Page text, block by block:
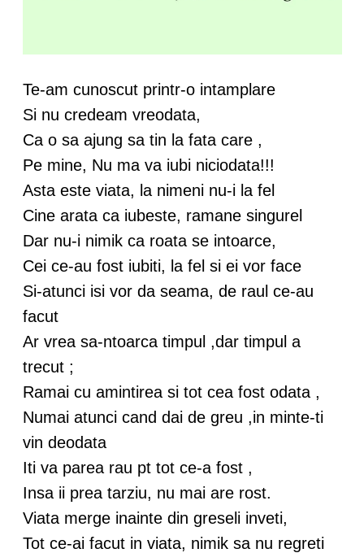
Te-am cunoscut printr-o intamplare
Si nu credeam vreodata,
Ca o sa ajung sa tin la fata care ,
Pe mine, Nu ma va iubi niciodata!!!
Asta este viata, la nimeni nu-i la fel
Cine arata ca iubeste, ramane singurel
Dar nu-i nimik ca roata se intoarce,
Cei ce-au fost iubiti, la fel si ei vor face
Si-atunci isi vor da seama, de raul ce-au
facut
Ar vrea sa-ntoarca timpul ,dar timpul a
trecut ;
Ramai cu amintirea si tot cea fost odata ,
Numai atunci cand dai de greu ,in minte-ti
vin deodata
Iti va parea rau pt tot ce-a fost ,
Insa ii prea tarziu, nu mai are rost.
Viata merge inainte din greseli inveti,
Tot ce-ai facut in viata, nimik sa nu regreti